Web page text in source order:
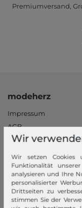
Premiumversand,
modeherz
Impressum
AGB
Widerrufsrecht
Jobs
Unsere Stores
Wir
Wir setzen Cookies
Funktionalität
analysieren und Ihre
personalisierter
Drittseiten zu
stimmen Sie der